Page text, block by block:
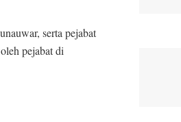
serta pejabat
pejabat di